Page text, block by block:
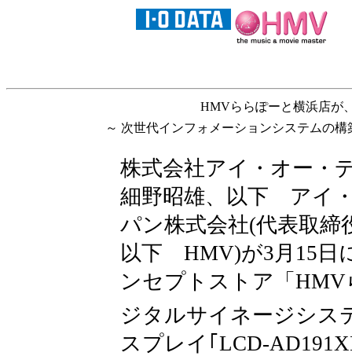
HMVららぽーと横浜店が
～ 次世代インフォメーションシステムの
株式会社アイ・オー
細野昭雄、以下 アイ
パン株式会社(代表取締
以下 HMV)が3月15日
ンセプトストア「
ジタルサイネージシス
スプレイ｢LCD-